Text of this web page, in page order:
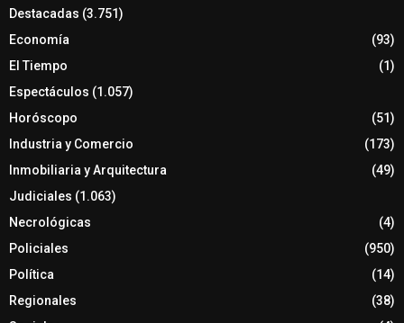
Destacadas (3.751)
Economía
(93)
El Tiempo
(1)
Espectáculos (1.057)
Horóscopo
(51)
Industria y Comercio
(173)
Inmobiliaria y Arquitectura
(49)
Judiciales (1.063)
Necrológicas
(4)
Policiales
(950)
Política
(14)
Regionales
(38)